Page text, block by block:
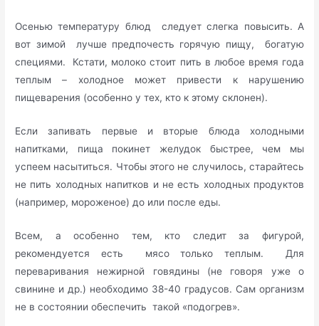
Осенью температуру блюд следует слегка повысить. А
вот зимой лучше предпочесть горячую пищу, богатую
специями. Кстати, молоко стоит пить в любое время года
теплым – холодное может привести к нарушению
пищеварения (особенно у тех, кто к этому склонен).
Если запивать первые и вторые блюда холодными
напитками, пища покинет желудок быстрее, чем мы
успеем насытиться. Чтобы этого не случилось, старайтесь
не пить холодных напитков и не есть холодных продуктов
(например, мороженое) до или после еды.
Всем, а особенно тем, кто следит за фигурой,
рекомендуется есть мясо только теплым. Для
переваривания нежирной говядины (не говоря уже о
свинине и др.) необходимо 38-40 градусов. Сам организм
не в состоянии обеспечить такой «подогрев».